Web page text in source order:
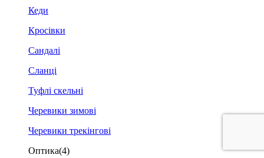
Кеди
Кросівки
Сандалі
Сланці
Туфлі скельні
Черевики зимові
Черевики трекінгові
Оптика(4)